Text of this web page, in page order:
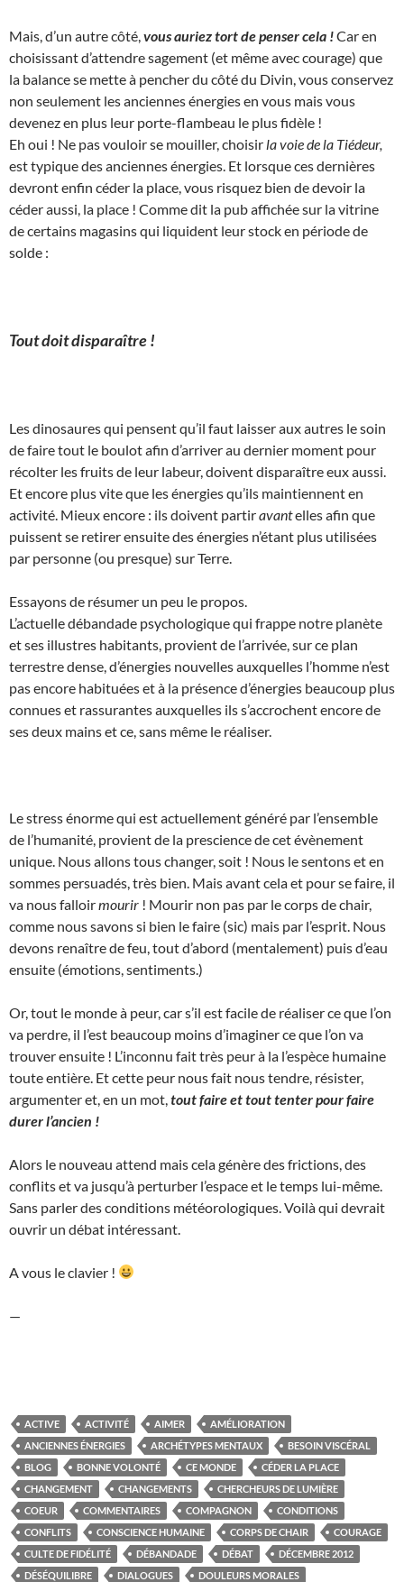
Mais, d’un autre côté, vous auriez tort de penser cela !Car en
choisissant d’attendre sagement (et même avec courage) que
la balance se mette à pencher du côté du Divin, vous conservez
non seulement les anciennes énergies en vous mais vous
devenez en plus leur porte-flambeau le plus fidèle !
Eh oui ! Ne pas vouloir se mouiller, choisir la voie de la Tiédeur,
est typique des anciennes énergies. Et lorsque ces dernières
devront enfin céder la place, vous risquez bien de devoir la
céder aussi, la place ! Comme dit la pub affichée sur la vitrine
de certains magasins qui liquident leur stock en période de
solde :
Tout doit disparaître !
Les dinosaures qui pensent qu’il faut laisser aux autres le soin
de faire tout le boulot afin d’arriver au dernier moment pour
récolter les fruits de leur labeur, doivent disparaître eux aussi.
Et encore plus vite que les énergies qu’ils maintiennent en
activité. Mieux encore : ils doivent partiravantelles afin que
puissent se retirer ensuite des énergies n’étant plus utilisées
par personne (ou presque) sur Terre.
Essayons de résumer un peu le propos.
L’actuelle débandade psychologique qui frappe notre planète
et ses illustres habitants, provient de l’arrivée, sur ce plan
terrestre dense, d’énergies nouvelles auxquelles l’homme n’est
pas encore habituées et à la présence d’énergies beaucoup plus
connues et rassurantes auxquelles ils s’accrochent encore de
ses deux mains et ce, sans même le réaliser.
Le stress énorme qui est actuellement généré par l’ensemble
de l’humanité, provient de la prescience de cet évènement
unique. Nous allons tous changer, soit ! Nous le sentons et en
sommes persuadés, très bien. Mais avant cela et pour se faire, il
va nous falloirmourir ! Mourir non pas par le corps de chair,
comme nous savons si bien le faire (sic) mais par l’esprit. Nous
devons renaître de feu, tout d’abord (mentalement) puis d’eau
ensuite (émotions, sentiments.)
Or, tout le monde à peur, car s’il est facile de réaliser ce que l’on
va perdre, il l’est beaucoup moins d’imaginer ce que l’on va
trouver ensuite ! L’inconnu fait très peur à la l’espèce humaine
toute entière. Et cette peur nous fait nous tendre, résister,
argumenter et, en un mot, tout faire et tout tenter pour faire
durer l’ancien !
Alors le nouveau attend mais cela génère des frictions, des
conflits et va jusqu’à perturber l’espace et le temps lui-même.
Sans parler des conditions météorologiques. Voilà qui devrait
ouvrir un débat intéressant.
A vous le clavier !
—
ACTIVE ACTIVITÉ AIMER
AMÉLIORATION
ANCIENNES ÉNERGIES
ARCHÉTYPES MENTAUX
BESOIN VISCÉRAL
BLOG
BONNE VOLONTÉ CE MONDE
CÉDER LA PLACE
CHANGEMENT
CHANGEMENTS
CHERCHEURS DE LUMIÈRE
COEUR
COMMENTAIRES COMPAGNON
CONDITIONS
CONFLITS
CONSCIENCE HUMAINE CORPS DE CHAIR
COURAGE
CULTE DE FIDÉLITÉ
DÉBANDADE DÉBAT
DÉCEMBRE 2012
DÉSÉQUILIBRE
DIALOGUES
DOULEURS MORALES